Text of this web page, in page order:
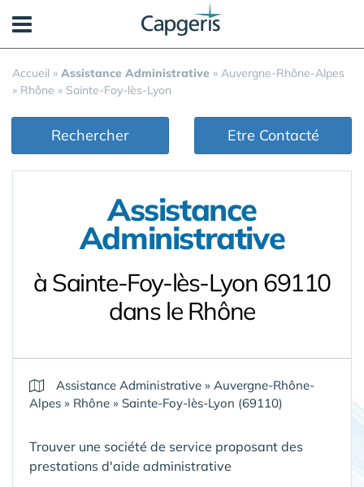
Accueil » Assistance Administrative » Auvergne-Rhône-Alpes
» Rhône » Sainte-Foy-lès-Lyon
Rechercher Etre Contacté
Assistance
Administrative
à Sainte-Foy-lès-Lyon 69110
dans le Rhône
Assistance Administrative » Auvergne-Rhône-
Alpes » Rhône » Sainte-Foy-lès-Lyon (69110)
Trouver une société de service proposant des
prestations d'aide administrative